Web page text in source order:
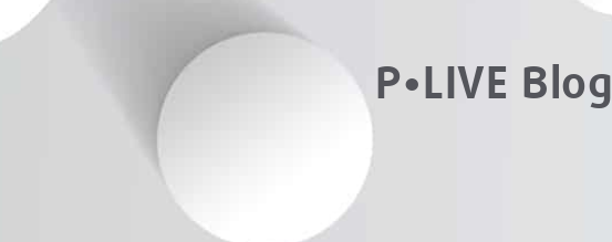
P•LIVE Blog